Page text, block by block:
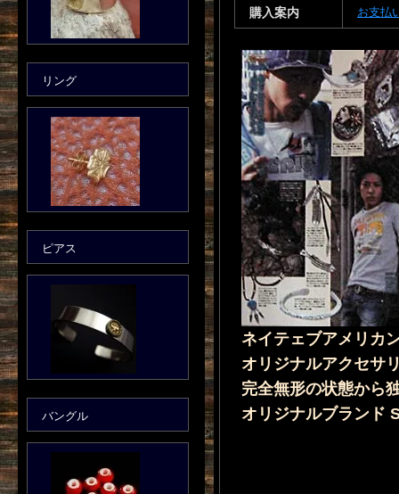
購入案内 お支払
ネイテェブアメリカ
オリジナルアクセサ
完全無形の状態から
オリジナルブランド
リング
ピアス
バングル